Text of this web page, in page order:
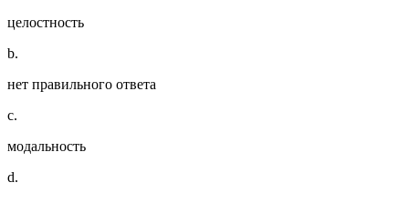
целостность
b.
нет правильного ответа
c.
модальность
d.